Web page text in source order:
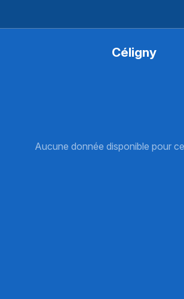
Céligny
Aucune donnée disponible pour